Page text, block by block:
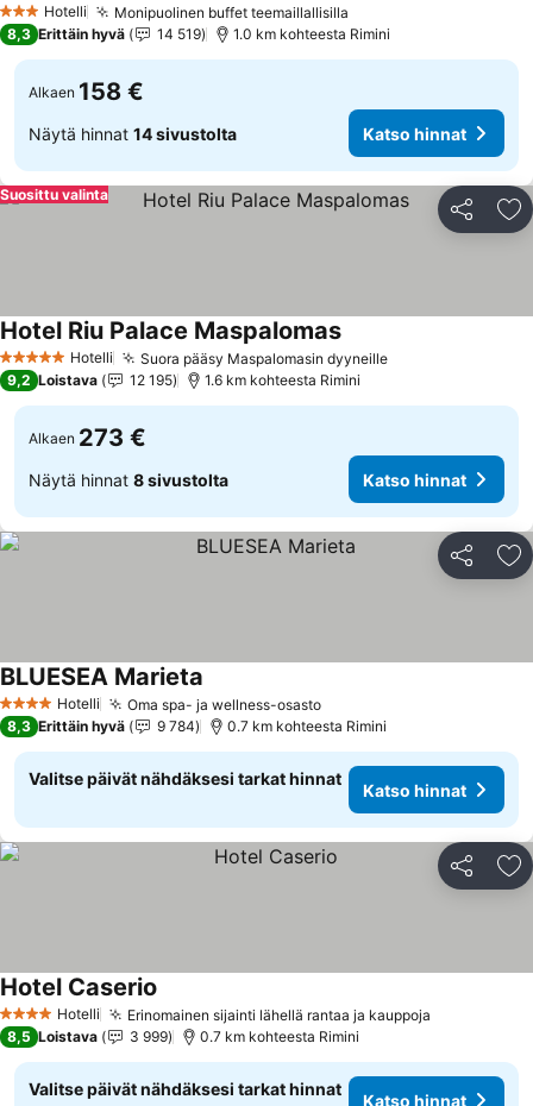
3 Tähtiluokitus
Hotelli Monipuolinen buffet teemaillallisilla
8,3 Erittäin hyvä 14 519 1.0 km kohteesta Rimini
Alkaen 158 €
Näytä hinnat 14 sivustolta Katso hinnat
Jaa
Suosittu valinta
5 Tähtiluokitus
Hotelli Suora pääsy Maspalomasin dyyneille
Hotel Riu Palace Maspalomas
9,2 Loistava 12 195 1.6 km kohteesta Rimini
Alkaen 273 €
Näytä hinnat 8 sivustolta Katso hinnat
Jaa
4 Tähtiluokitus
Hotelli Oma spa- ja wellness-osasto
BLUESEA Marieta
8,3 Erittäin hyvä 9 784 0.7 km kohteesta Rimini
Valitse päivät nähdäksesi tarkat hinnat
Katso hinnat
Jaa
4 Tähtiluokitus
Hotelli Erinomainen sijainti lähellä rantaa ja kauppoja
Hotel Caserio
8,5 Loistava 3 999 0.7 km kohteesta Rimini
Valitse päivät nähdäksesi tarkat hinnat
Katso hinnat